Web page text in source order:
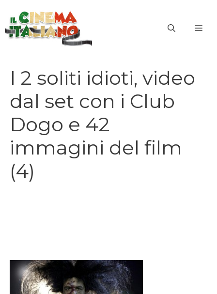
contenuto
I 2 soliti idioti, video
dal set con i Club
Dogo e 42
immagini del film
(4)